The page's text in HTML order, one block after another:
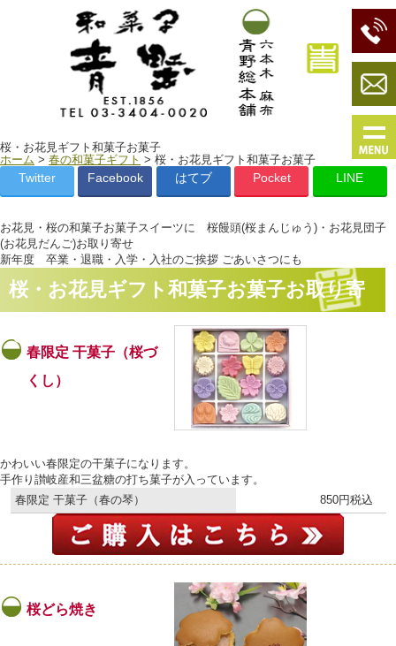
桜・お花見ギフト和菓子お菓子
ホーム > 春の和菓子ギフト > 桜・お花見ギフト和菓子お菓子
Twitter Facebook はてブ Pocket LINE
お花見・桜の和菓子お菓子スイーツに 桜饅頭(桜まんじゅう)・お花見団子
(お花見だんご)お取り寄せ
新年度 卒業・退職・入学・入社のご挨拶 ごあいさつにも
桜・お花見ギフト和菓子お菓子お取り寄
せ
春限定 干菓子（桜づ
くし）
かわいい春限定の干菓子になります。
手作り讃岐産和三盆糖の打ち菓子が入っています。
春限定 干菓子（春の琴）
850円税込
桜どら焼き